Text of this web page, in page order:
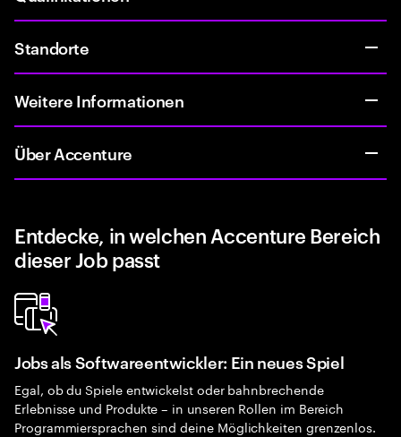
Standorte
Weitere Informationen
Über Accenture
Entdecke, in welchen Accenture Bereich
dieser Job passt
Jobs als Softwareentwickler: Ein neues Spiel
Egal, ob du Spiele entwickelst oder bahnbrechende
Erlebnisse und Produkte – in unseren Rollen im Bereich
Programmiersprachen sind deine Möglichkeiten grenzenlos.